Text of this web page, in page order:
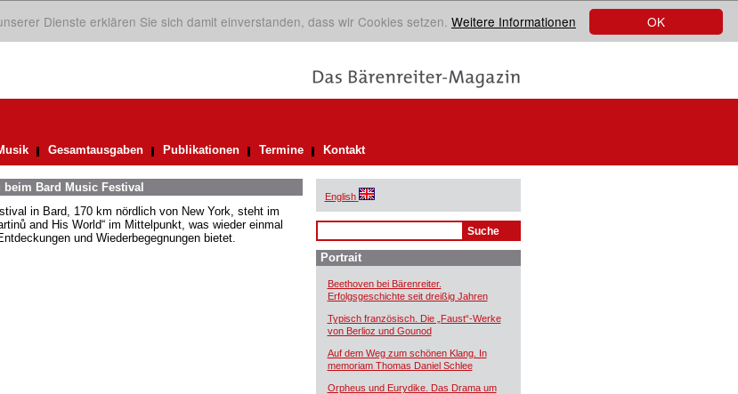
OK
Dienste erklären Sie sich damit einverstanden, dass wir Cookies setzen. Weitere Informationen
Gesamtausgaben Publikationen Termine Kontakt
Bard Music Festival
in Bard, 170 km nördlich von New York, steht im
and His World“ im Mittelpunkt, was wieder einmal
und Wiederbegegnungen bietet.
English
Portrait
Beethoven bei Bärenreiter.
Erfolgsgeschichte seit dreißig Jahren
Typisch französisch. Die „Faust“-Werke
von Berlioz und Gounod
Auf dem Weg zum schönen Klang. In
memoriam Thomas Daniel Schlee
Orpheus und Eurydike. Das Drama um